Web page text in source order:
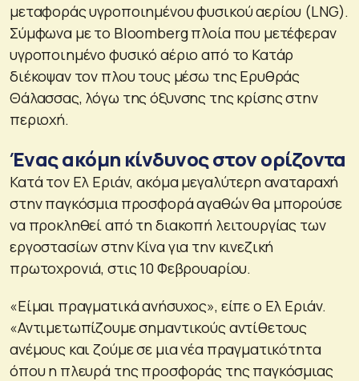
μεταφοράς υγροποιημένου φυσικού αερίου (LNG).
Σύμφωνα με το Bloomberg πλοία που μετέφεραν
υγροποιημένο φυσικό αέριο από το Κατάρ
διέκοψαν τον πλου τους μέσω της Ερυθράς
Θάλασσας, λόγω της όξυνσης της κρίσης στην
περιοχή.
Ένας ακόμη κίνδυνος στον ορίζοντα
Κατά τον Ελ Εριάν, ακόμα μεγαλύτερη αναταραχή
στην παγκόσμια προσφορά αγαθών θα μπορούσε
να προκληθεί από τη διακοπή λειτουργίας των
εργοστασίων στην Κίνα για την κινεζική
πρωτοχρονιά, στις 10 Φεβρουαρίου.
«Είμαι πραγματικά ανήσυχος», είπε ο Ελ Εριάν.
«Αντιμετωπίζουμε σημαντικούς αντίθετους
ανέμους και ζούμε σε μια νέα πραγματικότητα
όπου η πλευρά της προσφοράς της παγκόσμιας